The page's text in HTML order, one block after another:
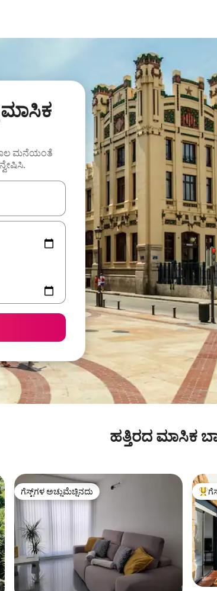
ಮಾಸಿಕ
ಮನೆಯಂತೆ
ಬಾಣದ ಕೀಲಿಗಳೊಂದಿಗೆ ನ್ಯಾವಿಗೇಟ್ ಮಾಡಿ ಅಥವಾ ಸ್ಪರ್ಶ ಅಥವಾ
ಹತ್ತಿರದ ಮಾಸಿಕ
ಗೆಸ್ಟ್‌ಗಳ ಅಚ್ಚುಮೆಚ್ಚಿನದು
ಗೆಸ್ಟ್‌ಗಳ ಅಚ್ಚುಮೆಚ್ಚಿನದು